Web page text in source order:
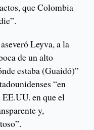
que Colombia
Leyva, a la
de un alto
estaba (Guaidó)”
“en
en que el
y,